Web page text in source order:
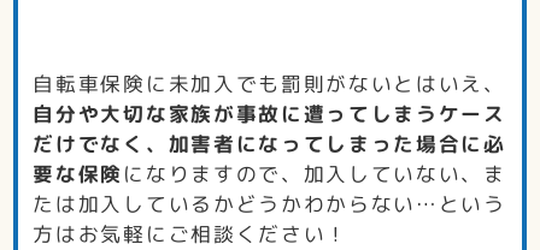
自転車保険に未加入でも罰則がないとはいえ、
自分や大切な家族が事故に遭ってしまうケース
だけでなく、加害者になってしまった場合に必
要な保険 になりますので、加入していない、ま
たは加入しているかどうかわからない…という
方はお気軽にご相談ください！